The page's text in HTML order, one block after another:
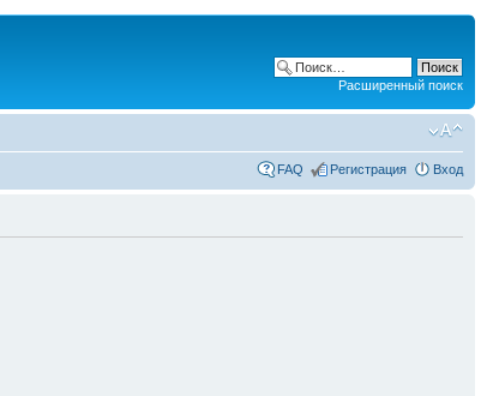
Расширенный поиск
FAQ Регистрация Вход